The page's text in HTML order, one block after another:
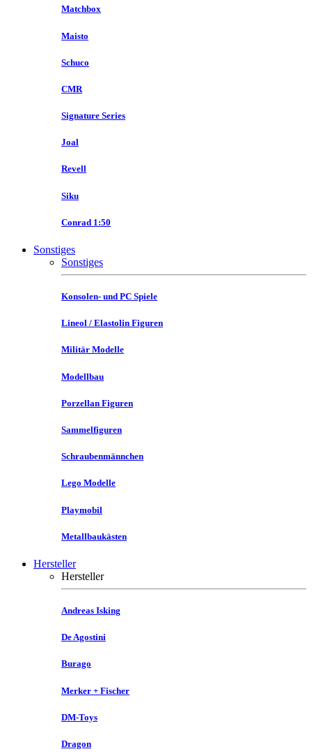
Matchbox
Maisto
Schuco
CMR
Signature Series
Joal
Revell
Siku
Conrad 1:50
Sonstiges
Sonstiges
Konsolen- und PC Spiele
Lineol / Elastolin Figuren
Militär Modelle
Modellbau
Porzellan Figuren
Sammelfiguren
Schraubenmännchen
Lego Modelle
Playmobil
Metallbaukästen
Hersteller
Hersteller
Andreas Isking
De Agostini
Burago
Merker + Fischer
DM-Toys
Dragon